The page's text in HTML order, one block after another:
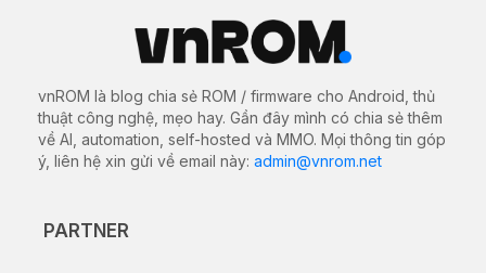
vnROM là blog chia sẻ ROM / firmware cho Android, thủ
thuật công nghệ, mẹo hay. Gần đây mình có chia sẻ thêm
về AI, automation, self-hosted và MMO. Mọi thông tin góp
ý, liên hệ xin gửi về email này: admin@vnrom.net
PARTNER